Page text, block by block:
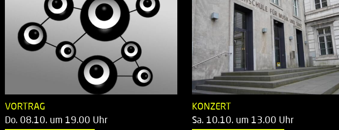
VORTRAG
Do. 08.10. um 19.00 Uhr
KONZERT
Sa. 10.10. um 13.00 Uhr